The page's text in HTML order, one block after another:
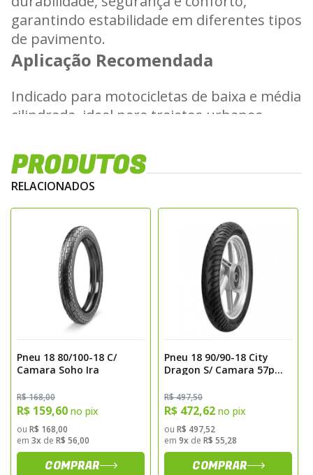
garantindo estabilidade em diferentes tipos
de pavimento.
Aplicação Recomendada
Indicado para motocicletas de baixa e média
cilindrada, ideal para trajetos urbanos,
com superfícies irregulares. Proporciona
desempenho consistente e manutenção
simplificada.
Características Técnicas
Estrutura
• Construção com câmara interna para
absorção de impactos e reparos rápidos
• Compatível com aro de 18 polegadas
• Boa aderência em superfícies secas e
molhadas
• Estabilidade em curvas e frenagens
• Resistência ao desgaste em uso urbano
intenso
Especificações
PRODUTOS
RELACIONADOS
Pneu 18 80/100-18 C/
Camara Soho Ira
R$ 168,00
R$ 159,60 no pix
ou R$ 168,00
em 3x de R$ 56,00
COMPRAR
Pneu 18 90/90-18 City
Dragon S/ Camara 57p
R$ 497,50
R$ 472,62 no pix
ou R$ 497,52
em 9x de R$ 55,28
COMPRAR